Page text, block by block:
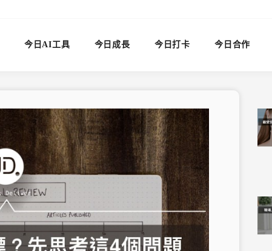
今日AI工具 今日成長 今日打卡 今日合作